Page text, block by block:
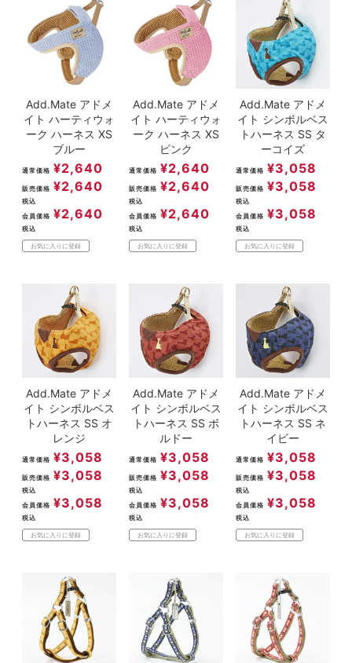
Add.Mate アドメ
イト ハーティウォ
ーク ハーネス XS
ブルー
通常価格 ¥2,640
販売価格 ¥2,640
税込
会員価格 ¥2,640
税込
お気に入りに登録
Add.Mate アドメ
イト ハーティウォ
ーク ハーネス XS
ピンク
通常価格 ¥2,640
販売価格 ¥2,640
税込
会員価格 ¥2,640
税込
お気に入りに登録
Add.Mate アドメ
イト シンボルベス
トハーネス SS タ
ーコイズ
通常価格 ¥3,058
販売価格 ¥3,058
税込
会員価格 ¥3,058
税込
お気に入りに登録
Add.Mate アドメ
イト シンボルベス
トハーネス SS オ
レンジ
通常価格 ¥3,058
販売価格 ¥3,058
税込
会員価格 ¥3,058
税込
お気に入りに登録
Add.Mate アドメ
イト シンボルベス
トハーネス SS ボ
ルドー
通常価格 ¥3,058
販売価格 ¥3,058
税込
会員価格 ¥3,058
税込
お気に入りに登録
Add.Mate アドメ
イト シンボルベス
トハーネス SS ネ
イビー
通常価格 ¥3,058
販売価格 ¥3,058
税込
会員価格 ¥3,058
税込
お気に入りに登録